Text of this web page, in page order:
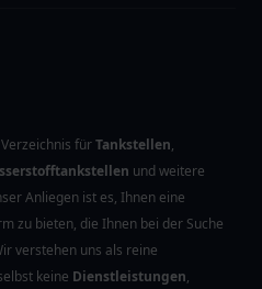
fürTankstellen,
und weitere
Anliegen ist es, Ihnen eine
zu bieten, die Ihnen bei der Suche
verstehen uns als reine
keine Dienstleistungen,